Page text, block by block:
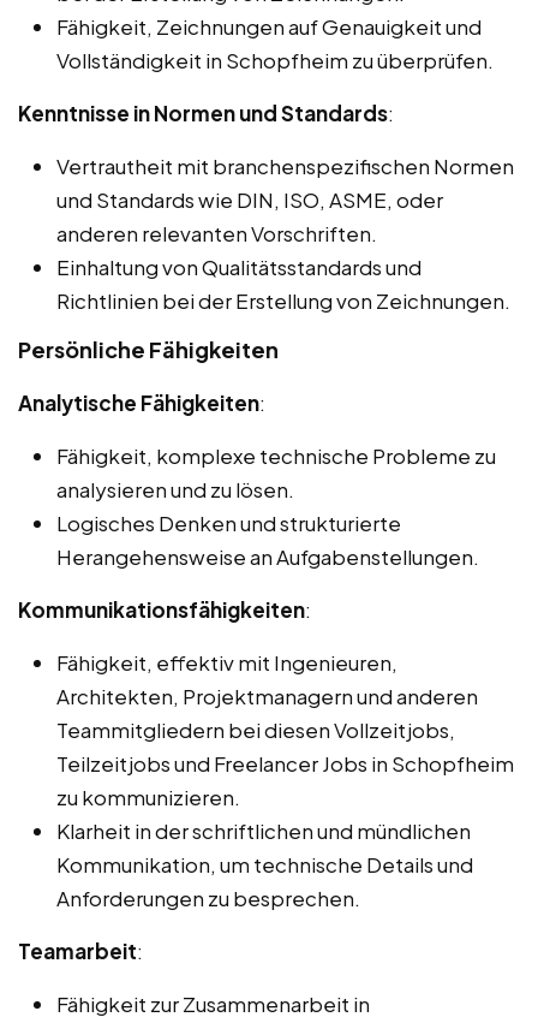
Fähigkeit, Zeichnungen auf Genauigkeit und
Vollständigkeit in Schopfheim zu überprüfen.
Kenntnisse in Normen und Standards:
Vertrautheit mit branchenspezifischen Normen
und Standards wie DIN, ISO, ASME, oder
anderen relevanten Vorschriften.
Einhaltung von Qualitätsstandards und
Richtlinien bei der Erstellung von Zeichnungen.
Persönliche Fähigkeiten
Analytische Fähigkeiten:
Fähigkeit, komplexe technische Probleme zu
analysieren und zu lösen.
Logisches Denken und strukturierte
Herangehensweise an Aufgabenstellungen.
Kommunikationsfähigkeiten:
Fähigkeit, effektiv mit Ingenieuren,
Architekten, Projektmanagern und anderen
Teammitgliedern bei diesen Vollzeitjobs,
Teilzeitjobs und Freelancer Jobs in Schopfheim
zu kommunizieren.
Klarheit in der schriftlichen und mündlichen
Kommunikation, um technische Details und
Anforderungen zu besprechen.
Teamarbeit:
Fähigkeit zur Zusammenarbeit in